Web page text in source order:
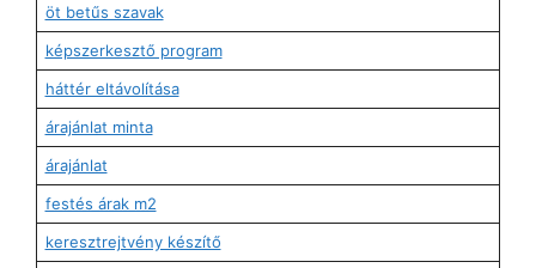
öt betűs szavak
képszerkesztő program
háttér eltávolítása
árajánlat minta
árajánlat
festés árak m2
keresztrejtvény készítő